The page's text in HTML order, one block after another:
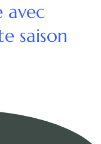
avec
saison